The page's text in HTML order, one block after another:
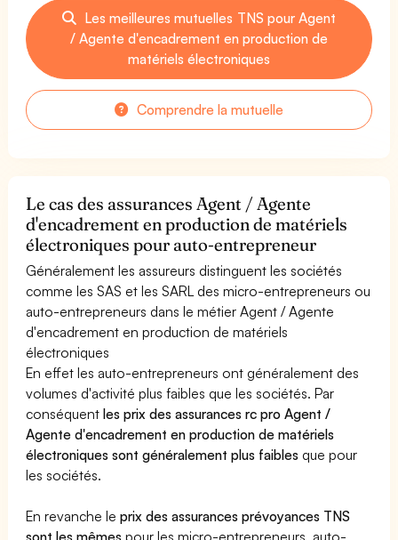
Les meilleures mutuelles TNS pour Agent
/ Agente d'encadrement en production de
matériels électroniques
Comprendre la mutuelle
Le cas des assurances Agent / Agente
d'encadrement en production de matériels
électroniques pour auto-entrepreneur
Généralement les assureurs distinguent les sociétés
comme les SAS et les SARL des micro-entrepreneurs ou
auto-entrepreneurs dans le métier Agent / Agente
d'encadrement en production de matériels
électroniques
En effet les auto-entrepreneurs ont généralement des
volumes d'activité plus faibles que les sociétés. Par
conséquentles prix des assurances rc pro Agent /
Agente d'encadrement en production de matériels
électroniques sont généralement plus faibles que pour
les sociétés.
En revanche leprix des assurances prévoyances TNS
sont les mêmes pour les micro-entrepreneurs, auto-